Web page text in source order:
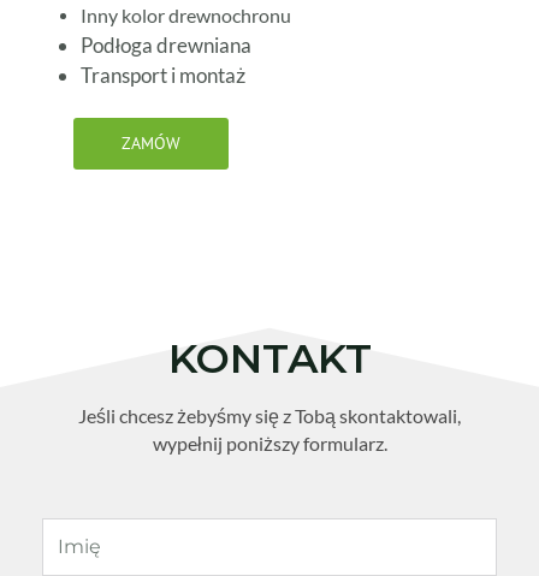
Inny kolor drewnochronu
Podłoga drewniana
Transport i montaż
ZAMÓW
KONTAKT
Jeśli chcesz żebyśmy się z Tobą skontaktowali,
wypełnij poniższy formularz.